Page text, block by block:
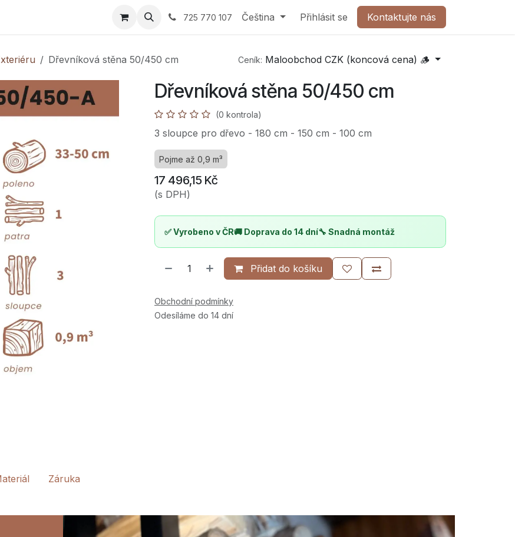
Nabídka Reference Společnost Kontaktujte nás
725 770 107 Čeština Přihlásit se Kontaktujte nás
Dřevníková stěna 50/450 cm Ceník: Maloobchod CZK (koncová cena) 🪵
Dřevníková stěna 50/450 cm
(0 kontrola)
3 sloupce pro dřevo - 180 cm - 150 cm - 100 cm
Pojme až 0,9 m³
17 496,15 Kč
(s DPH)
✅ Vyrobeno v ČR🚚 Doprava do 14 dní🔧 Snadná montáž
Přidat do košíku
Obchodní podmínky
Odesíláme do 14 dní
Záruka